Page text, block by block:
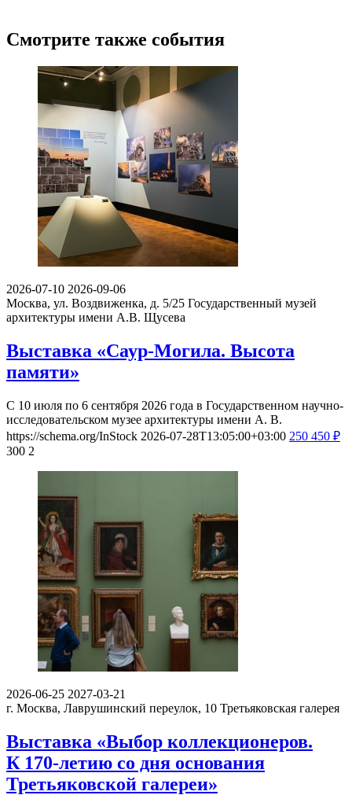
Смотрите также события
2026-07-10 2026-09-06
Москва, ул. Воздвиженка, д. 5/25 Государственный музей
архитектуры имени А.В. Щусева
Выставка «Саур-Могила. Высота
памяти»
С 10 июля по 6 сентября 2026 года в Государственном научно-
исследовательском музее архитектуры имени А. В.
https://schema.org/InStock 2026-07-28T13:05:00+03:00 250 450 ₽
300 2
2026-06-25 2027-03-21
г. Москва, Лаврушинский переулок, 10 Третьяковская галерея
Выставка «Выбор коллекционеров.
К 170-летию со дня основания
Третьяковской галереи»